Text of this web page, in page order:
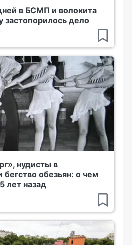
в БСМП и волокита
застопорилось дело
нудисты в
бегство обезьян: о чем
лет назад